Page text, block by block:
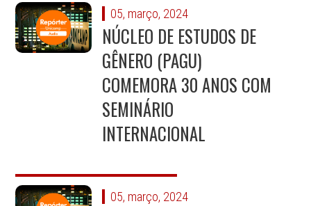
05, março, 2024
NÚCLEO DE ESTUDOS DE
GÊNERO (PAGU)
COMEMORA 30 ANOS COM
SEMINÁRIO
INTERNACIONAL
05, março, 2024